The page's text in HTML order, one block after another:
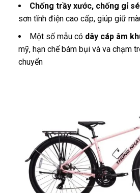
Chống trầy xước, chống gỉ
sơn tĩnh điện cao cấp, giúp giữ
Một số mẫu có dây cáp âm
mỹ, hạn chế bám bụi và va chạm
chuyển